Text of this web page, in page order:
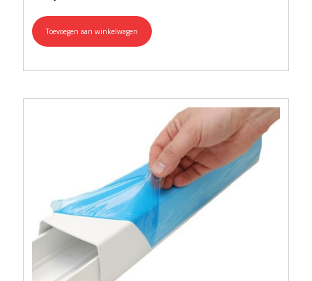
Toevoegen aan winkelwagen